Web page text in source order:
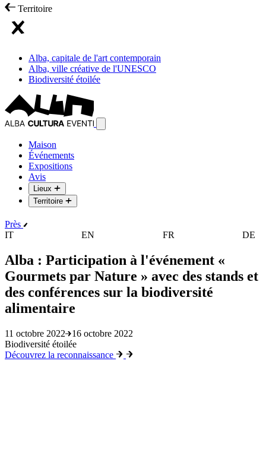
Territoire
Alba, capitale de l'art contemporain
Alba, ville créative de l'UNESCO
Biodiversité étoilée
Maison
Événements
Expositions
Avis
Lieux
Territoire
Près
IT
EN FR DE
Alba : Participation à l'événement «
Gourmets par Nature » avec des stands et
des conférences sur la biodiversité
alimentaire
11 octobre 2022
16 octobre 2022
Biodiversité étoilée
Découvrez la reconnaissance